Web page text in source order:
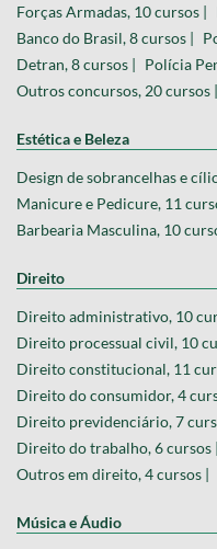
Forças Armadas, 10 cursos |
Banco do Brasil, 8 cursos |
Detran, 8 cursos | Polícia
Outros concursos, 20 cursos |
Estética e Beleza
Design de sobrancelhas e
Manicure e Pedicure, 11
Barbearia Masculina, 10
Direito
Direito administrativo, 10
Direito processual civil, 10
Direito constitucional, 11
Direito do consumidor, 4
Direito previdenciário, 7
Direito do trabalho, 6 cursos |
Outros em direito, 4 cursos |
Música e Áudio